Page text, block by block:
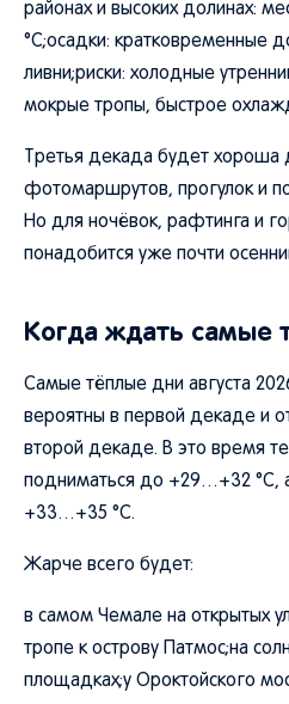
районах и высоких долинах:
°C;осадки: кратковременные
ливни;риски: холодные
мокрые тропы, быстрое
Третья декада будет хороша
фотомаршрутов, прогулок и
Но для ночёвок, рафтинга и
понадобится уже почти
Когда ждать самые
Самые тёплые дни августа
вероятны в первой декаде и
второй декаде. В это время
подниматься до +29…+32 °C,
+33…+35 °C.
Жарче всего будет:
в самом Чемале на открытых
тропе к острову Патмос;на
площадках;у Ороктойского